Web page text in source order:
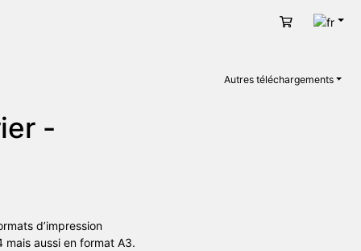
Panier
Autres téléchargements
-
d’impression
aussi en format A3.